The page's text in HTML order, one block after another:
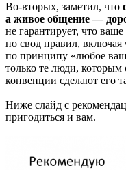
Во-вторых, заметил, что
а живое общение —
не гарантирует, что
но свод правил, включая
по принципу «любое
только те люди,
конвенции сделают его
Ниже слайд с
пригодиться и вам.